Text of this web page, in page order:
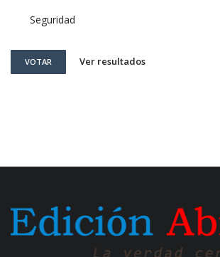
Seguridad
VOTAR Ver resultados